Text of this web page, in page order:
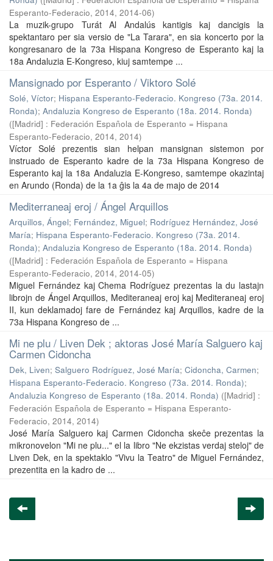
Esperanto-Federacio, 2014, 2014-06)
La muzik-grupo Turát Al Andalús kantigis kaj dancigis la
spektantaro per sia versio de "La Tarara", en sia koncerto por la
kongresanaro de la 73a Hispana Kongreso de Esperanto kaj la
18a Andaluzia E-Kongreso, kiuj samtempe ...
Mansignado por Esperanto / Viktoro Solé
Solé, Víctor; Hispana Esperanto-Federacio. Kongreso (73a. 2014.
Ronda); Andaluzia Kongreso de Esperanto (18a. 2014. Ronda)
([Madrid] : Federación Española de Esperanto = Hispana
Esperanto-Federacio, 2014, 2014)
Víctor Solé prezentis sian helpan mansignan sistemon por
instruado de Esperanto kadre de la 73a Hispana Kongreso de
Esperanto kaj la 18a Andaluzia E-Kongreso, samtempe okazintaj
en Arundo (Ronda) de la 1a ĝis la 4a de majo de 2014
Mediterraneaj eroj / Ángel Arquillos
Arquillos, Ángel; Fernández, Miguel; Rodríguez Hernández, José
María; Hispana Esperanto-Federacio. Kongreso (73a. 2014.
Ronda); Andaluzia Kongreso de Esperanto (18a. 2014. Ronda)
([Madrid] : Federación Española de Esperanto = Hispana
Esperanto-Federacio, 2014, 2014-05)
Miguel Fernández kaj Chema Rodríguez prezentas la du lastajn
librojn de Ángel Arquillos, Mediteraneaj eroj kaj Mediteraneaj eroj
II, kun deklamadoj fare de Fernández kaj Arquillos, kadre de la
73a Hispana Kongreso de ...
Mi ne plu / Liven Dek ; aktoras José María Salguero kaj
Carmen Cidoncha
Dek, Liven; Salguero Rodríguez, José María; Cidoncha, Carmen;
Hispana Esperanto-Federacio. Kongreso (73a. 2014. Ronda);
Andaluzia Kongreso de Esperanto (18a. 2014. Ronda) ([Madrid] :
Federación Española de Esperanto = Hispana Esperanto-
Federacio, 2014, 2014)
José María Salguero kaj Carmen Cidoncha skeĉe prezentas la
mikronovelon "Mi ne plu..." el la libro "Ne ekzistas verdaj steloj" de
Liven Dek, en la spektaklo "Vivu la Teatro" de Miguel Fernández,
prezentita en la kadro de ...